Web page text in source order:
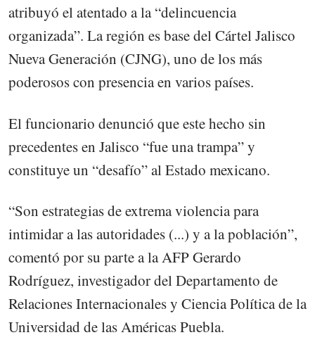
atribuyó el atentado a la “delincuencia
organizada”. La región es base del Cártel Jalisco
Nueva Generación (CJNG), uno de los más
poderosos con presencia en varios países.
El funcionario denunció que este hecho sin
precedentes en Jalisco “fue una trampa” y
constituye un “desafío” al Estado mexicano.
“Son estrategias de extrema violencia para
intimidar a las autoridades (...) y a la población”,
comentó por su parte a la AFP Gerardo
Rodríguez, investigador del Departamento de
Relaciones Internacionales y Ciencia Política de la
Universidad de las Américas Puebla.